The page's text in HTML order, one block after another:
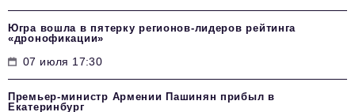
Югра вошла в пятерку регионов-лидеров рейтинга
«дронофикации»
07 июля 17:30
Премьер-министр Армении Пашинян прибыл в
Екатеринбург